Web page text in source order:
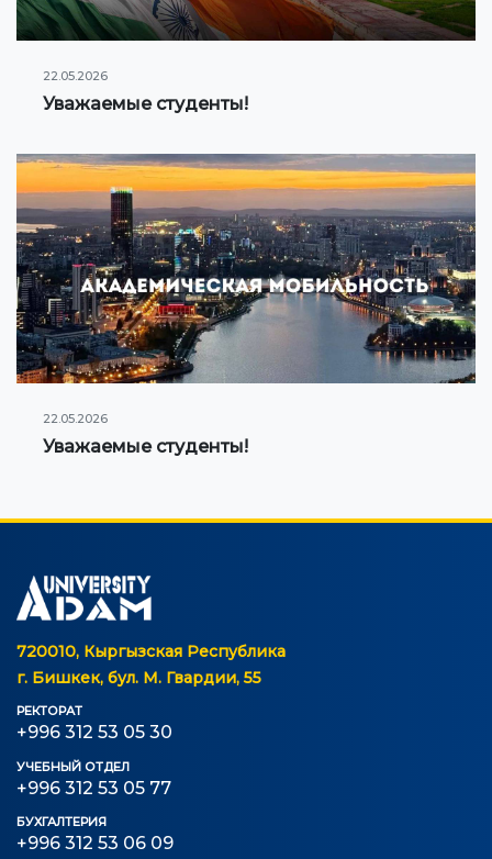
22.05.2026
Уважаемые студенты!
22.05.2026
Уважаемые студенты!
720010, Кыргызская Республика
г. Бишкек, бул. М. Гвардии, 55
РЕКТОРАТ
+996 312 53 05 30
УЧЕБНЫЙ ОТДЕЛ
+996 312 53 05 77
БУХГАЛТЕРИЯ
+996 312 53 06 09